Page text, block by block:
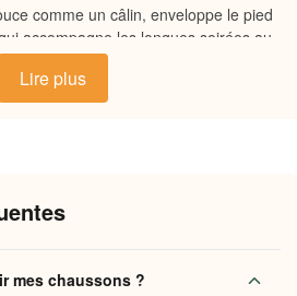
comme un câlin, enveloppe le pied
accompagne les longues soirées au
amortit chaque foulée avec
à la fois résistant et doux au
naturelle du pied. Un équilibre
l’adorer
Lire plus
mes chaussons ?